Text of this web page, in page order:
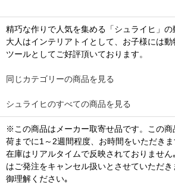
精巧な作りで人気を集める「シュライヒ」の
大人はインテリアトイとして、お子様には
ツールとしてご好評頂いております。
同じカテゴリーの商品を見る
シュライヒのすべての商品を見る
※この商品はメーカー取寄せ品です。この商
荷までに1～2週間程度、お時間をいただき
在庫はリアルタイムで反映されておりませ
はご発注をキャンセル扱いとさせていただ
御理解ください｡